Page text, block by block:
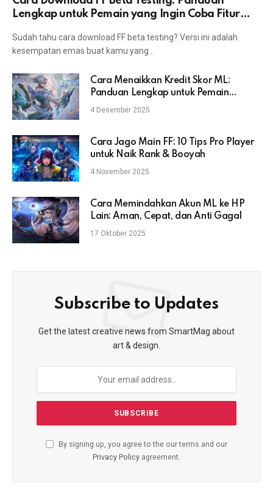
Lengkap untuk Pemain yang Ingin Coba Fitur
Sudah tahu cara download FF beta testing? Versi ini adalah
kesempatan emas buat kamu yang…
Cara Menaikkan Kredit Skor ML:
Panduan Lengkap untuk Pemain
Mobile Legends
4 Desember 2025
Cara Jago Main FF: 10 Tips Pro Player
untuk Naik Rank & Booyah
4 November 2025
Cara Memindahkan Akun ML ke HP
Lain: Aman, Cepat, dan Anti Gagal
17 Oktober 2025
Subscribe to Updates
Get the latest creative news from SmartMag about
art & design.
By signing up, you agree to the our terms and our
Privacy Policy agreement.